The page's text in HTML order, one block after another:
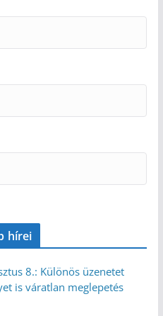
hírei
8.: Különös üzenetet
is váratlan meglepetés